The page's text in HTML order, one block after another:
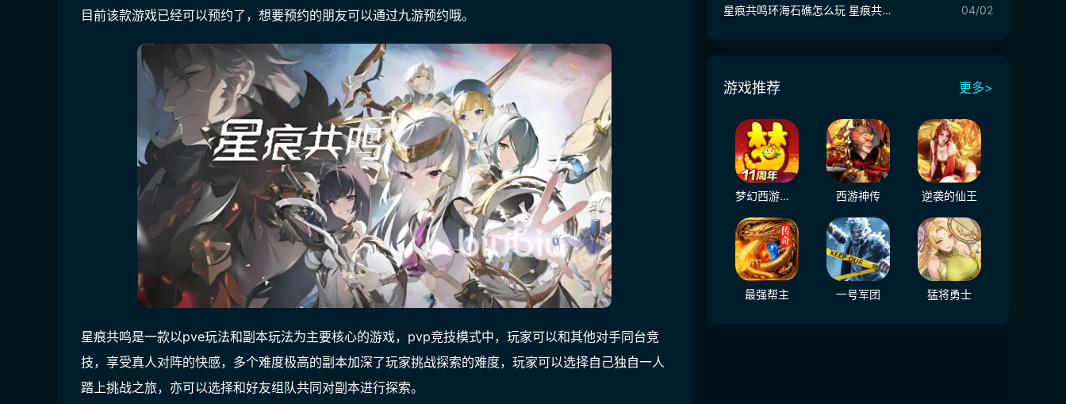
目前该款游戏已经可以预约了，想要预约的朋友可以通过九游预约哦。
星痕共鸣是一款以pve玩法和副本玩法为主要核心的游戏，pvp竞技模式中，玩家可以和其他对手同台竞
技，享受真人对阵的快感，多个难度极高的副本加深了玩家挑战探索的难度，玩家可以选择自己独自一人
踏上挑战之旅，亦可以选择和好友组队共同对副本进行探索。
星痕共鸣环海石礁怎么玩 星痕共鸣环海石礁副本攻略 04/02
游戏推荐 更多>
梦幻西游（大陆服） 西游神传 逆袭的仙王
最强帮主 一号军团 猛将勇士